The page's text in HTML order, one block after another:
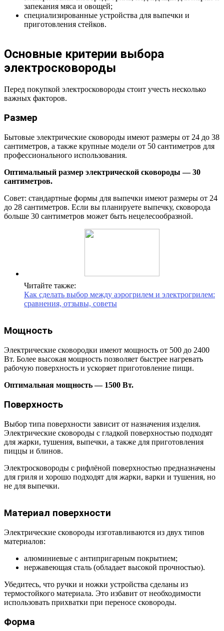
запекания мяса и овощей;
специализированные устройства для выпечки и
приготовления стейков.
Основные критерии выбора
электросковороды
Перед покупкой электросковороды стоит учесть несколько
важных факторов.
Размер
Бытовые электрические сковороды имеют размеры от 24 до 38
сантиметров, а также крупные модели от 50 сантиметров для
профессионального использования.
Оптимальный размер электрической сковороды — 30
сантиметров.
Совет: стандартные формы для выпечки имеют размеры от 24
до 28 сантиметров. Если вы планируете выпечку, сковорода
больше 30 сантиметров может быть нецелесообразной.
Читайте также:
Как сделать выбор между аэрогрилем и электрогрилем:
сравнения, отзывы, советы
Мощность
Электрические сковородки имеют мощность от 500 до 2400
Вт. Более высокая мощность позволяет быстрее нагревать
рабочую поверхность и ускоряет приготовление пищи.
Оптимальная мощность — 1500 Вт.
Поверхность
Выбор типа поверхности зависит от назначения изделия.
Электрические сковороды с гладкой поверхностью подходят
для жарки, тушения, выпечки, а также для приготовления
пиццы и блинов.
Электросковороды с рифлёной поверхностью предназначены
для гриля и хорошо подходят для жарки, варки и тушения, но
не для выпечки.
Материал поверхности
Электрические сковороды изготавливаются из двух типов
материалов:
алюминиевые с антипригарным покрытием;
нержавеющая сталь (обладает высокой прочностью).
Убедитесь, что ручки и ножки устройства сделаны из
термостойкого материала. Это избавит от необходимости
использовать прихватки при переносе сковороды.
Форма